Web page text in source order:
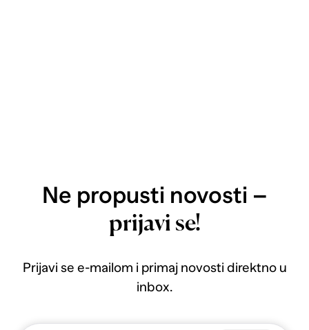
Ne propusti novosti –
prijavi se!
Prijavi se e-mailom i primaj novosti direktno u
inbox.